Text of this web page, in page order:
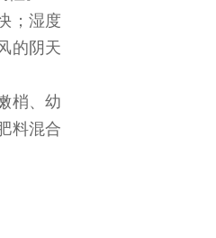
；湿度
的阴天
梢、幼
料混合